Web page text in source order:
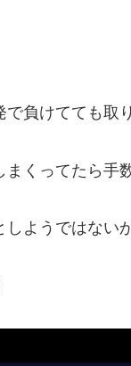
負けてても取
くってたら手
しようではない